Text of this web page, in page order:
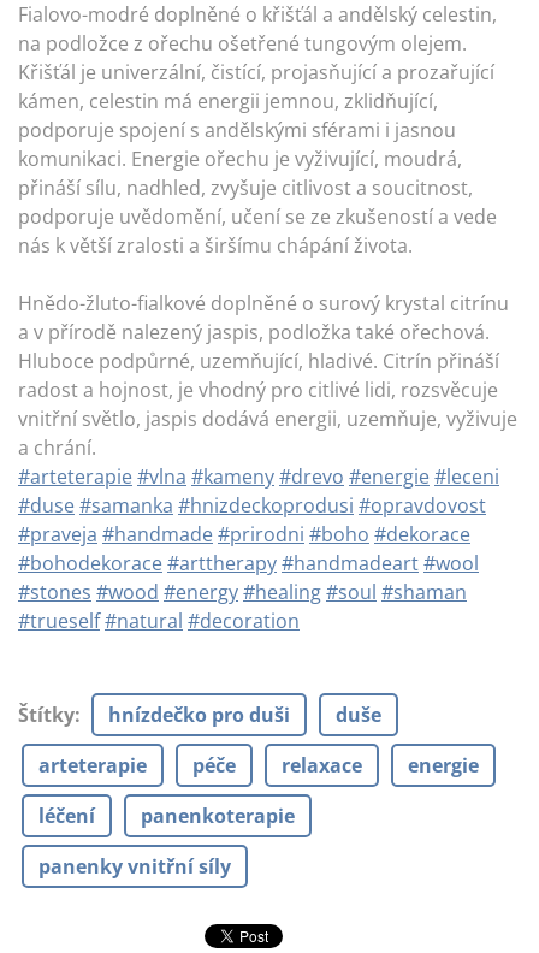
Fialovo-modré doplněné o křišťál a andělský celestin,
na podložce z ořechu ošetřené tungovým olejem.
Křišťál je univerzální, čistící, projasňující a prozařující
kámen, celestin má energii jemnou, zklidňující,
podporuje spojení s andělskými sférami i jasnou
komunikaci. Energie ořechu je vyživující, moudrá,
přináší sílu, nadhled, zvyšuje citlivost a soucitnost,
podporuje uvědomění, učení se ze zkušeností a vede
nás k větší zralosti a širšímu chápání života.
Hnědo-žluto-fialkové doplněné o surový krystal citrínu
a v přírodě nalezený jaspis, podložka také ořechová.
Hluboce podpůrné, uzemňující, hladivé. Citrín přináší
radost a hojnost, je vhodný pro citlivé lidi, rozsvěcuje
vnitřní světlo, jaspis dodává energii, uzemňuje, vyživuje
a chrání.
#arteterapie#vlna #kameny#drevo #energie#leceni
#duse#samanka #hnizdeckoprodusi #opravdovost
#praveja #handmade#prirodni #boho #dekorace
#bohodekorace#arttherapy#handmadeart#wool
#stones #wood #energy#healing#soul #shaman
#trueself#natural #decoration
Štítky: hnízdečko pro duši
duše
arteterapie
péče relaxace
energie
léčení
panenkoterapie
panenky vnitřní síly